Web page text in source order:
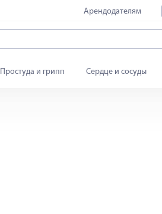
Арендодателям
Простуда и грипп Сердце и сосуды